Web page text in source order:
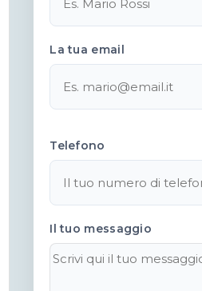
La tua email
Telefono
Il tuo messaggio